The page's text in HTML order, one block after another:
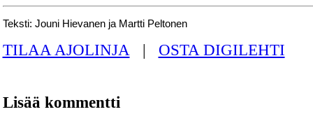
Teksti: Jouni Hievanen ja Martti Peltonen
TILAA AJOLINJA | OSTA DIGILEHTI
Lisää kommentti